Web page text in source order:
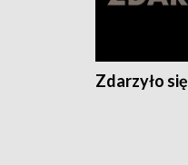
Zdarzyło się